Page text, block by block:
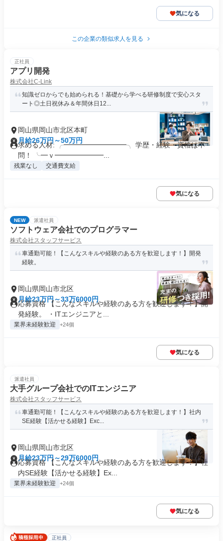
気になる
この企業の類似求人を見る
正社員
アプリ開発
株式会社C-Link
知識ゼロからでも始められる！基礎から学べる研修制度で安心スタ
ート◎土日祝休み＆年間休日12...
岡山県岡山市北区本町
月給26万円～50万円
求める人材: ╭━━━━━━━━━╮ 学歴・経験・資格は不
問！ ╰━ｖ━━━━━━━...
残業なし 交通費支給
気になる
NEW 派遣社員
ソフトウェア会社でのプログラマー
株式会社スタッフサービス
車通勤可能！【こんなスキルや経験のある方を歓迎します！】開発
経験。
岡山県岡山市北区
月給23万円～33万6000円
応募資格 【こんなスキルや経験のある方を歓迎します！】開
発経験。 ・ITエンジニアと...
業界未経験歓迎 +24個
気になる
派遣社員
大手グループ会社でのITエンジニア
株式会社スタッフサービス
車通勤可能！【こんなスキルや経験のある方を歓迎します！】社内
SE経験【活かせる経験】Exc...
岡山県岡山市北区
月給23万円～29万6000円
応募資格 【こんなスキルや経験のある方を歓迎します！】社
内SE経験【活かせる経験】Ex...
業界未経験歓迎 +24個
気になる
正社員